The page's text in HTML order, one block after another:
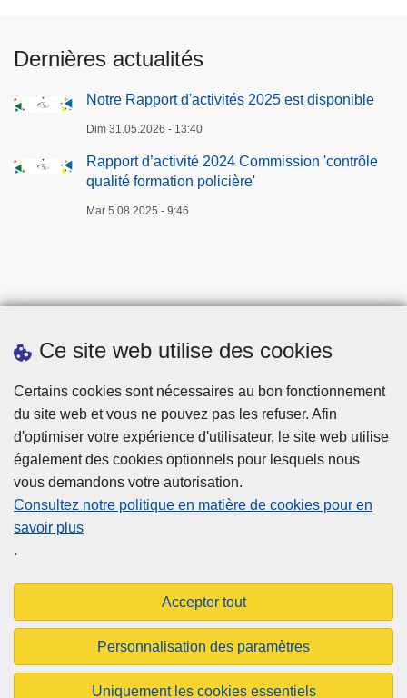
Ce site web utilise des cookies
Certains cookies sont nécessaires au bon fonctionnement
du site web et vous ne pouvez pas les refuser. Afin
d'optimiser votre expérience d'utilisateur, le site web utilise
également des cookies optionnels pour lesquels nous
vous demandons votre autorisation.
Consultez notre politique en matière de cookies pour en
savoir plus
.
Accepter tout
Personnalisation des paramètres
Uniquement les cookies essentiels
Dernières actualités
Notre Rapport d'activités 2025 est disponible
Dim 31.05.2026 - 13:40
Rapport d’activité 2024 Commission 'contrôle
qualité formation policière'
Mar 5.08.2025 - 9:46
Téléchargements
Cookies
Accessibilité
© 2026 Aigpol.be